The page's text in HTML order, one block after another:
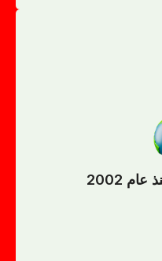
2002
2002
دول الخليج مثل الإمارات
كما توسعت أعمالها إلى